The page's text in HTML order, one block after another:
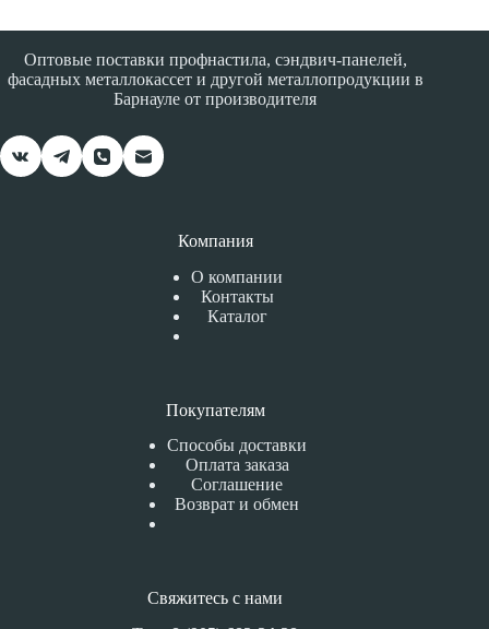
Оптовые поставки профнастила, сэндвич-панелей,
фасадных металлокассет и другой металлопродукции в
Барнауле от производителя
Компания
О компании
Контакты
Каталог
Покупателям
Способы доставки
Оплата заказа
Соглашение
Возврат и обмен
Свяжитесь с нами